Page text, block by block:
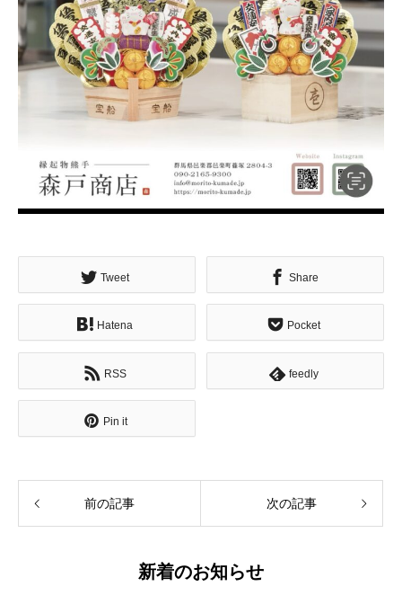
Tweet Share
Hatena Pocket
RSS feedly
Pin it
前の記事 次の記事
新着のお知らせ